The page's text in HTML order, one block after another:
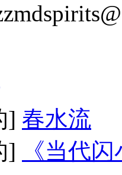
] 春水流
]
《当代